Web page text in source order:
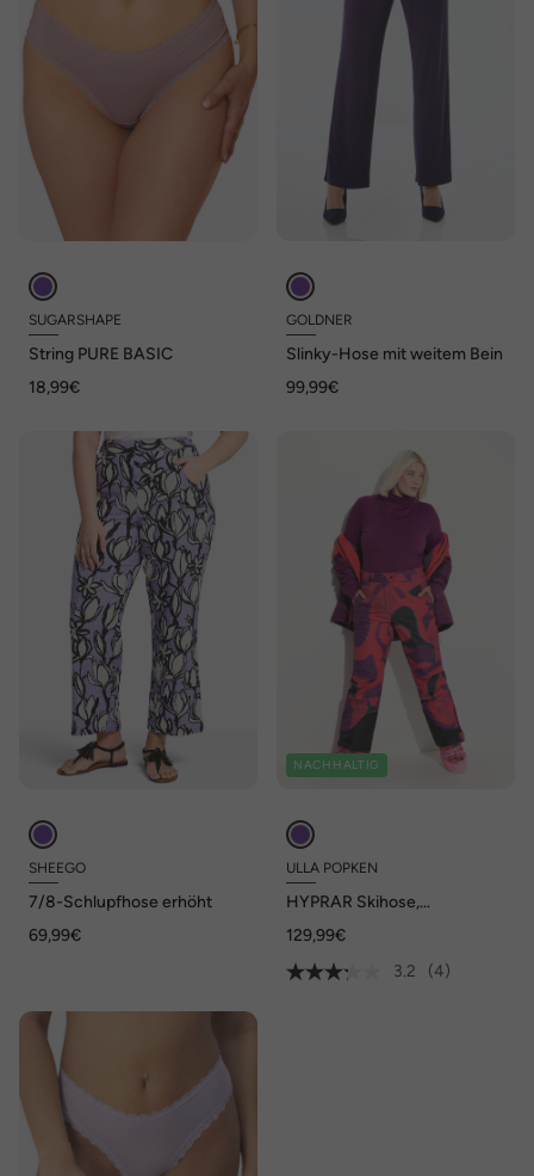
SUGARSHAPE
String PURE BASIC
18,99€
GOLDNER
Slinky-Hose mit weitem Bein
99,99€
SHEEGO
7/8-Schlupfhose erhöht
69,99€
NACHHALTIG
ULLA POPKEN
HYPRAR Skihose,
Formknie
129,99€
3.2
(4)